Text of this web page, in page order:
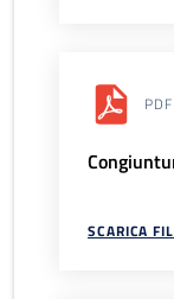
PDF
SCARICA